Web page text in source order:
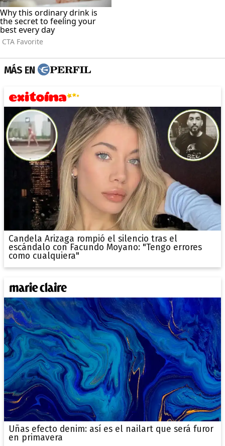
MÁS EN
Candela Arizaga rompió el silencio tras el
escándalo con Facundo Moyano: "Tengo errores
como cualquiera"
Uñas efecto denim: así es el nailart que será furor
en primavera